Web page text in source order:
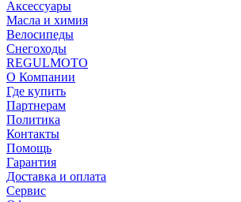
Аксессуары
Масла и химия
Велосипеды
Снегоходы
REGULMOTO
О Компании
Где купить
Партнерам
Политика
Контакты
Помощь
Гарантия
Доставка и оплата
Сервис